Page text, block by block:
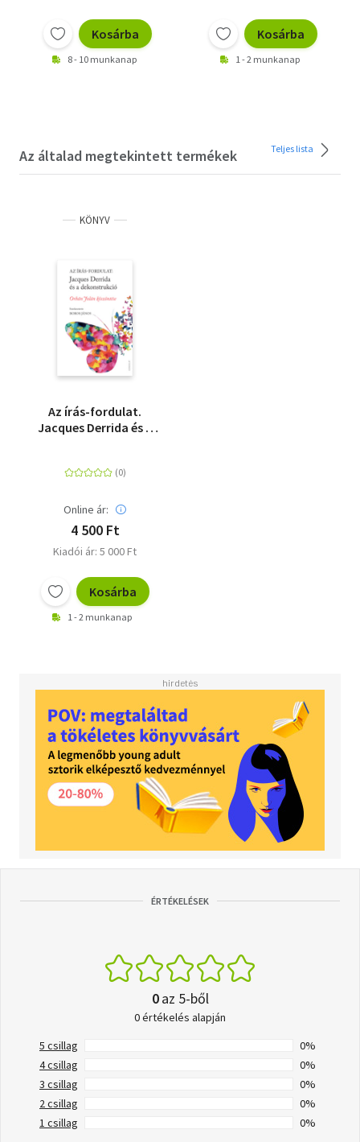
Kosárba
8 - 10 munkanap
Kosárba
1 - 2 munkanap
Az általad megtekintett termékek Teljes lista
KÖNYV
Az írás-fordulat.
Jacques Derrida és a
Online ár:
4 500 Ft
Kiadói ár: 5 000 Ft
Kosárba
1 - 2 munkanap
ÉRTÉKELÉSEK
0az 5-ből
0 értékelés alapján
5 csillag
0%
4 csillag
0%
3 csillag
0%
2 csillag
0%
1 csillag
0%